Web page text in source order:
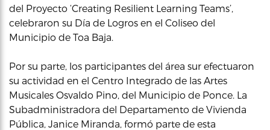
del Proyecto ‘Creating Resilient Learning Teams’,
celebraron su Día de Logros en el Coliseo del
Municipio de Toa Baja.
Por su parte, los participantes del área sur efectuaron
su actividad en el Centro Integrado de las Artes
Musicales Osvaldo Pino, del Municipio de Ponce. La
Subadministradora del Departamento de Vivienda
Pública, Janice Miranda, formó parte de esta